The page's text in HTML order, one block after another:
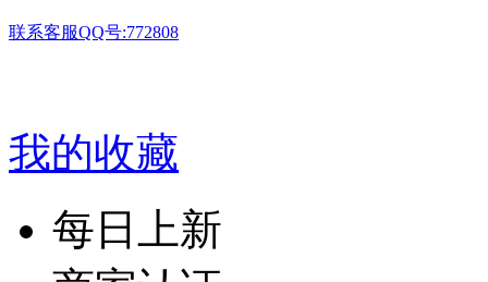
联系客服QQ号:772808
我的收藏
每日上新